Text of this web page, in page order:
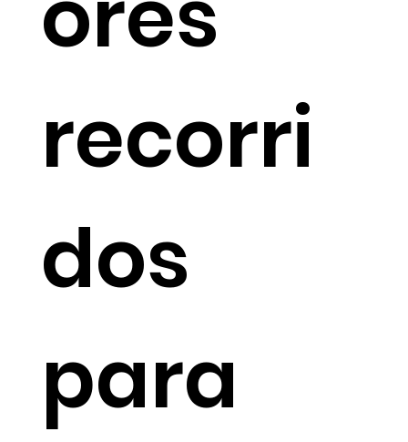
recorri
dos
para